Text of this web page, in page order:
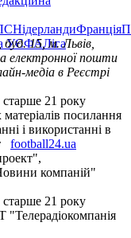
НідерландиФранція
УЄФАЛіга
буд. 15, м. Львів,
електронної пошти
медіа в Реєстрі
старше 21 року
посилання
і використанні в
football24.ua
компаній"
старше 21 року
"Телерадіокомпанія